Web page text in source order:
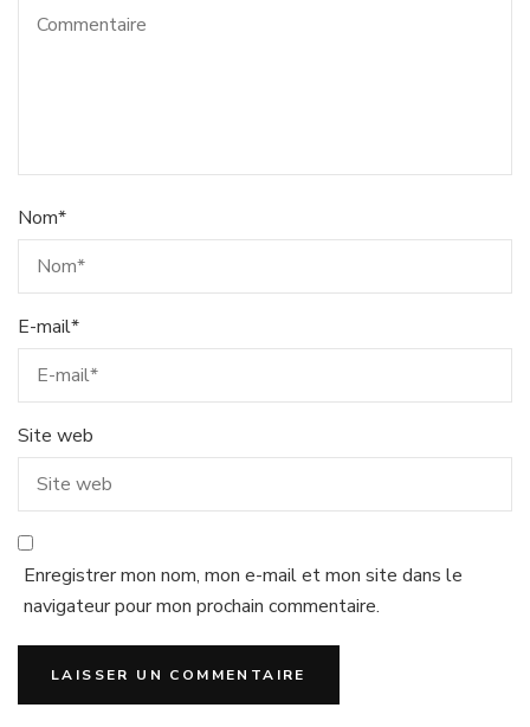
Nom*
E-mail*
Site web
Enregistrer mon nom, mon e-mail et mon site dans le
navigateur pour mon prochain commentaire.